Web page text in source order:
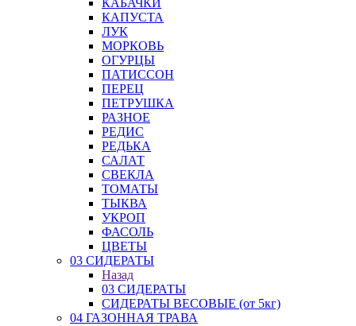
КАБАЧКИ
КАПУСТА
ЛУК
МОРКОВЬ
ОГУРЦЫ
ПАТИССОН
ПЕРЕЦ
ПЕТРУШКА
РАЗНОЕ
РЕДИС
РЕДЬКА
САЛАТ
СВЕКЛА
ТОМАТЫ
ТЫКВА
УКРОП
ФАСОЛЬ
ЦВЕТЫ
03 СИДЕРАТЫ
Назад
03 СИДЕРАТЫ
СИДЕРАТЫ ВЕСОВЫЕ (от 5кг)
04 ГАЗОННАЯ ТРАВА